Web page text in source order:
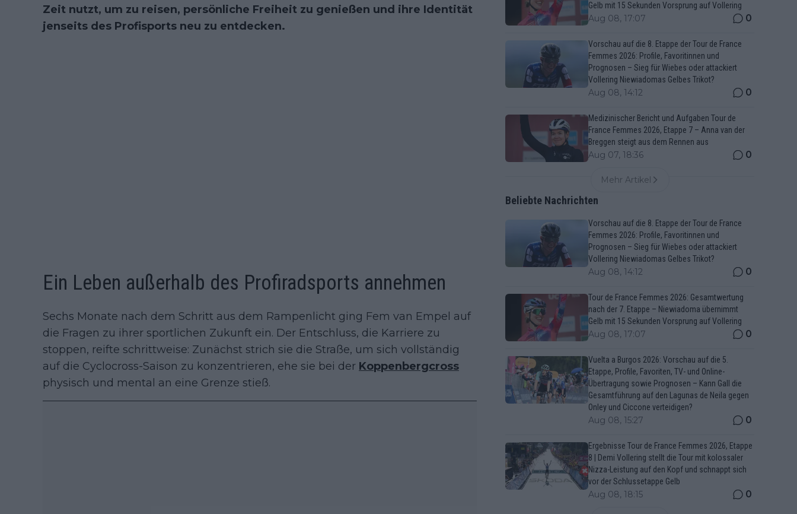
Zeit nutzt, um zu reisen, persönliche Freiheit zu genießen und ihre Identität
jenseits des Profisports neu zu entdecken.
Ein Leben außerhalb des Profiradsports annehmen
Sechs Monate nach dem Schritt aus dem Rampenlicht ging Fem van Empel auf
die Fragen zu ihrer sportlichen Zukunft ein. Der Entschluss, die Karriere zu
stoppen, reifte schrittweise: Zunächst strich sie die Straße, um sich vollständig
auf die Cyclocross-Saison zu konzentrieren, ehe sie bei der Koppenbergcross
physisch und mental an eine Grenze stieß.
Gelb mit 15 Sekunden Vorsprung auf Vollering
Aug 08, 17:07 0
Vorschau auf die 8. Etappe der Tour de France
Femmes 2026: Profile, Favoritinnen und
Prognosen – Sieg für Wiebes oder attackiert
Vollering Niewiadomas Gelbes Trikot?
Aug 08, 14:12 0
Medizinischer Bericht und Aufgaben Tour de
France Femmes 2026, Etappe 7 – Anna van der
Breggen steigt aus dem Rennen aus
Aug 07, 18:36 0
Mehr Artikel
Beliebte Nachrichten
Vorschau auf die 8. Etappe der Tour de France
Femmes 2026: Profile, Favoritinnen und
Prognosen – Sieg für Wiebes oder attackiert
Vollering Niewiadomas Gelbes Trikot?
Aug 08, 14:12 0
Tour de France Femmes 2026: Gesamtwertung
nach der 7. Etappe – Niewiadoma übernimmt
Gelb mit 15 Sekunden Vorsprung auf Vollering
Aug 08, 17:07 0
Vuelta a Burgos 2026: Vorschau auf die 5.
Etappe, Profile, Favoriten, TV- und Online-
Übertragung sowie Prognosen – Kann Gall die
Gesamtführung auf den Lagunas de Neila gegen
Onley und Ciccone verteidigen?
Aug 08, 15:27 0
Ergebnisse Tour de France Femmes 2026, Etappe
8 | Demi Vollering stellt die Tour mit kolossaler
Nizza-Leistung auf den Kopf und schnappt sich
vor der Schlussetappe Gelb
Aug 08, 18:15 0